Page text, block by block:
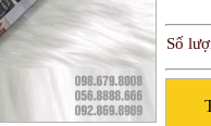
Số